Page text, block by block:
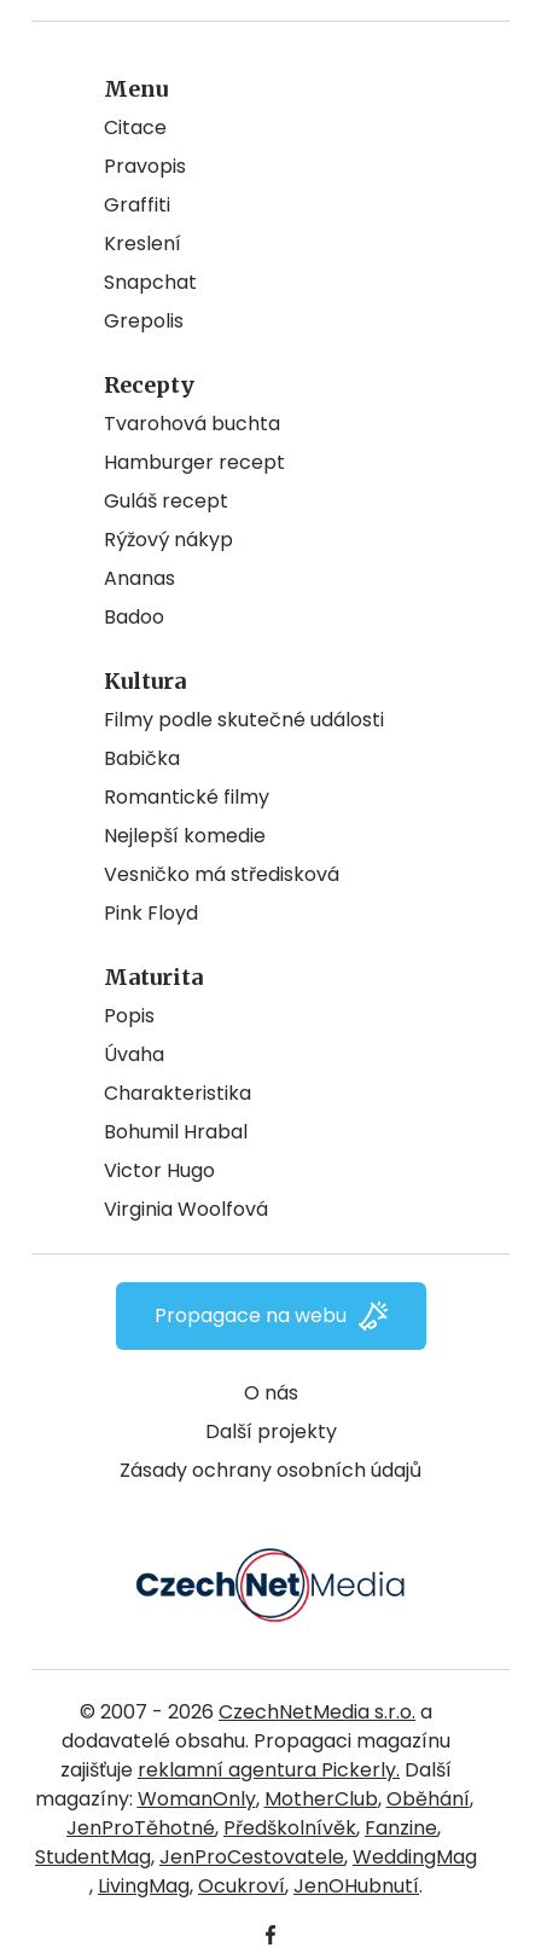
Menu
Citace
Pravopis
Graffiti
Kreslení
Snapchat
Grepolis
Recepty
Tvarohová buchta
Hamburger recept
Guláš recept
Rýžový nákyp
Ananas
Badoo
Kultura
Filmy podle skutečné události
Babička
Romantické filmy
Nejlepší komedie
Vesničko má středisková
Pink Floyd
Maturita
Popis
Úvaha
Charakteristika
Bohumil Hrabal
Victor Hugo
Virginia Woolfová
O nás
Další projekty
Zásady ochrany osobních údajů
Propagace na webu
© 2007 - 2026 CzechNetMedia s.r.o. a
dodavatelé obsahu. Propagaci magazínu
zajišťuje reklamní agentura Pickerly. Další
magazíny: WomanOnly, MotherClub,Oběhání,
JenProTěhotné, Předškolnívěk, Fanzine,
StudentMag,JenProCestovatele,WeddingMag
, LivingMag,Ocukroví,JenOHubnutí.